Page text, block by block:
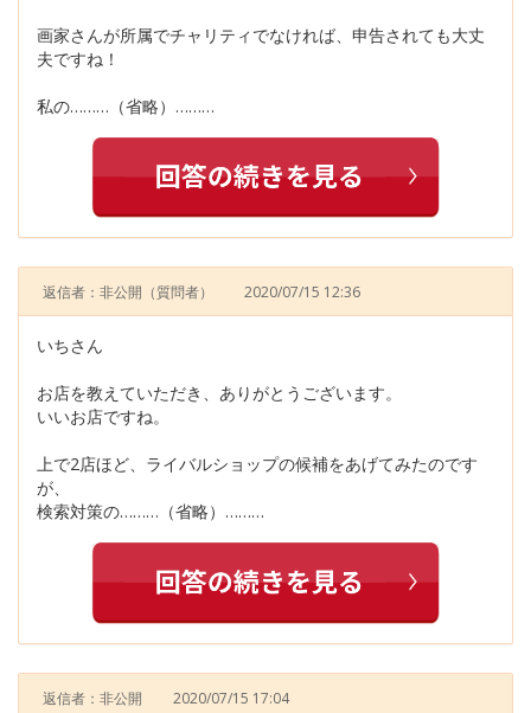
画家さんが所属でチャリティでなければ、申告されても大丈
夫ですね！
私の………（省略）………
返信者：非公開 （質問者） 2020/07/15 12:36
いちさん
お店を教えていただき、ありがとうございます。
いいお店ですね。
上で2店ほど、ライバルショップの候補をあげてみたのです
が、
検索対策の………（省略）………
返信者：非公開 2020/07/15 17:04